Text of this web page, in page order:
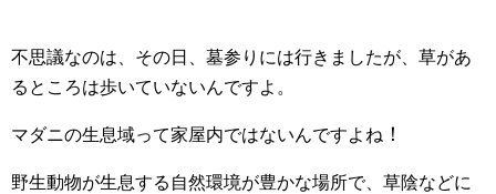
不思議なのは、その日、墓参りには行きましたが、草があ
るところは歩いていないんですよ。
マダニの生息域って家屋内ではないんですよね ！
野生動物が生息する自然環境が豊かな場所で、草陰などに